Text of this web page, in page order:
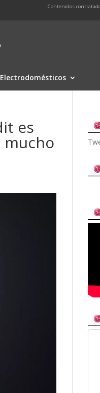
Contenidos
Electrodomésticos
es